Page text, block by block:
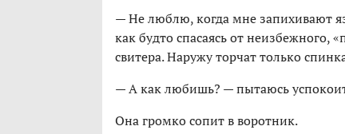
— Не люблю, когда мне запихивают
как будто спасаясь от
свитера. Наружу торчат только
— А как любишь? — пытаюсь
Она громко сопит в воротник.